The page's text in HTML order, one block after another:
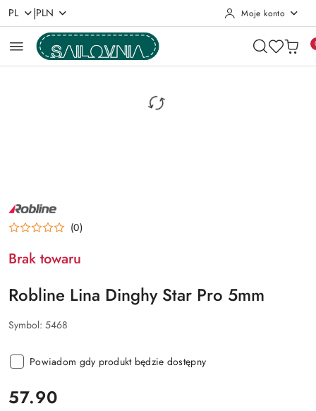
Przejdź do treści głównej
Przejdź do wyszukiwarki
Przejdź do moje konto
Przejdź do menu głównego
Przejdź do opisu produktu
Przejdź do stopki
PL |PLN Moje konto
PRODUCENTA:
(0)
Brak towaru
Robline Lina Dinghy Star Pro 5mm
Symbol: 5468
Powiadom gdy produkt będzie dostępny
cena:
57.90